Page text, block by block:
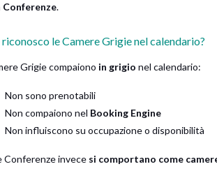
Conferenze.
le Camere Grigie nel calendario?
Grigie compaiono in grigio nel calendario:
Non sono prenotabili
Non compaiono nel Booking Engine
Non influiscono su occupazione o disponibilità
Conferenze invece si comportano come